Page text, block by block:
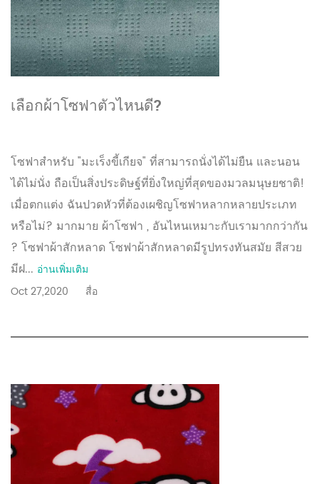
เลือกผ้าโซฟาตัวไหนดี?
โซฟาสำหรับ "มะเร็งขี้เกียจ" ที่สามารถนั่งได้ไม่ยืน และนอน
ได้ไม่นั่ง ถือเป็นสิ่งประดิษฐ์ที่ยิ่งใหญ่ที่สุดของมวลมนุษยชาติ!
เมื่อตกแต่ง ฉันปวดหัวที่ต้องเผชิญโซฟาหลากหลายประเภท
หรือไม่? มากมาย ผ้าโซฟา , อันไหนเหมาะกับเรามากกว่ากัน
? โซฟาผ้าสักหลาด โซฟาผ้าสักหลาดมีรูปทรงทันสมัย ​​สีสวย
มีฝ... อ่านเพิ่มเติม
Oct 27,2020
สื่อ